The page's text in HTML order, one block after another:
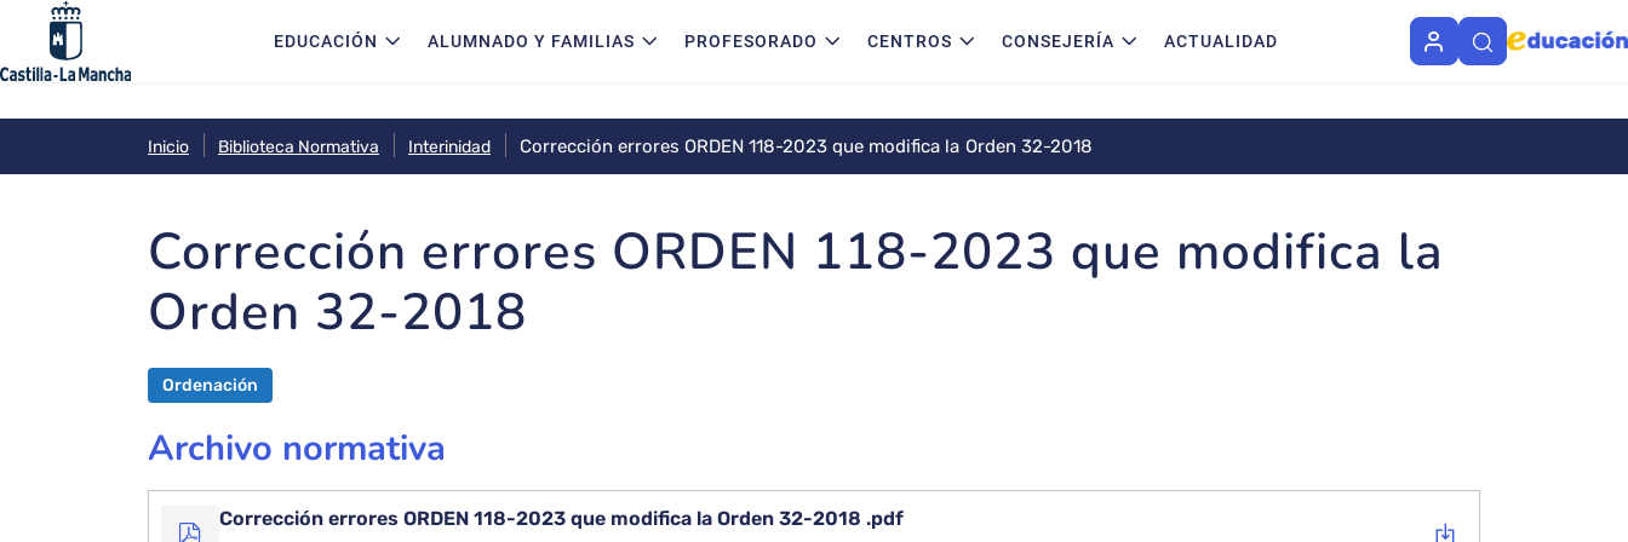
Pasar al contenido principalNavegación principal
EDUCACIÓN ALUMNADO Y FAMILIAS PROFESORADO CENTROS CONSEJERÍA ACTUALIDAD
Inicio Biblioteca Normativa Interinidad Corrección errores ORDEN 118-2023 que modifica la Orden 32-2018
Corrección errores ORDEN 118-2023 que modifica la
Orden 32-2018
Ordenación
Archivo normativa
Corrección errores ORDEN 118-2023 que modifica la Orden 32-2018 .pdf